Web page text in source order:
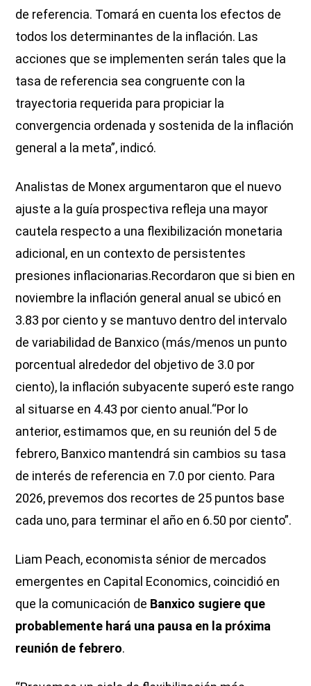
de referencia. Tomará en cuenta los efectos de
todos los determinantes de la inflación. Las
acciones que se implementen serán tales que la
tasa de referencia sea congruente con la
trayectoria requerida para propiciar la
convergencia ordenada y sostenida de la inflación
general a la meta”, indicó.
Analistas de Monex argumentaron que el nuevo
ajuste a la guía prospectiva refleja una mayor
cautela respecto a una flexibilización monetaria
adicional, en un contexto de persistentes
presiones inflacionarias.Recordaron que si bien en
noviembre la inflación general anual se ubicó en
3.83 por ciento y se mantuvo dentro del intervalo
de variabilidad de Banxico (más/menos un punto
porcentual alrededor del objetivo de 3.0 por
ciento), la inflación subyacente superó este rango
al situarse en 4.43 por ciento anual.“Por lo
anterior, estimamos que, en su reunión del 5 de
febrero, Banxico mantendrá sin cambios su tasa
de interés de referencia en 7.0 por ciento. Para
2026, prevemos dos recortes de 25 puntos base
cada uno, para terminar el año en 6.50 por ciento”.
Liam Peach, economista sénior de mercados
emergentes en Capital Economics, coincidió en
que la comunicación de Banxico sugiere que
probablemente hará una pausa en la próxima
reunión de febrero.